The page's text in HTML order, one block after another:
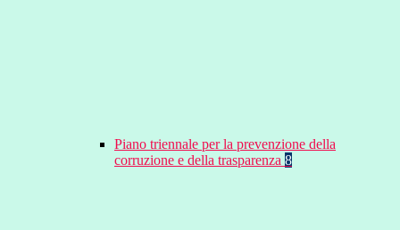
Piano triennale per la prevenzione della
corruzione e della trasparenza 8